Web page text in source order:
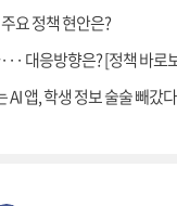
요 정책 현안은?
대응방향은? [정책 바로
생 정보 술술 빼갔다? [정책 바로